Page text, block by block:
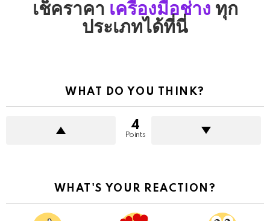
เช็คราคา เครื่องมือช่าง ทุก
ประเภทได้ที่นี่
WHAT DO YOU THINK?
4
Points
WHAT'S YOUR REACTION?